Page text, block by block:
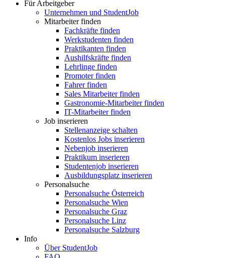
Für Arbeitgeber
Unternehmen und StudentJob
Mitarbeiter finden
Fachkräfte finden
Werkstudenten finden
Praktikanten finden
Aushilfskräfte finden
Lehrlinge finden
Promoter finden
Fahrer finden
Sales Mitarbeiter finden
Gastronomie-Mitarbeiter finden
IT-Mitarbeiter finden
Job inserieren
Stellenanzeige schalten
Kostenlos Jobs inserieren
Nebenjob inserieren
Praktikum inserieren
Studentenjob inserieren
Ausbildungsplatz inserieren
Personalsuche
Personalsuche Österreich
Personalsuche Wien
Personalsuche Graz
Personalsuche Linz
Personalsuche Salzburg
Info
Über StudentJob